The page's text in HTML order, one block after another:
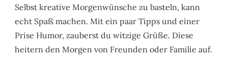
Selbst kreative Morgenwünsche zu basteln, kann
echt Spaß machen. Mit ein paar Tipps und einer
Prise Humor, zauberst du witzige Grüße. Diese
heitern den Morgen von Freunden oder Familie auf.